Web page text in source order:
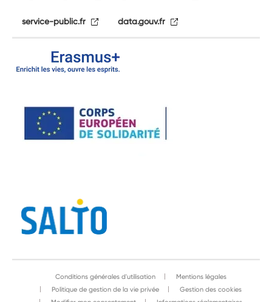
service-public.fr data.gouv.fr
Conditions générales d'utilisation
Mentions légales
Politique de gestion de la vie privée
Gestion des cookies